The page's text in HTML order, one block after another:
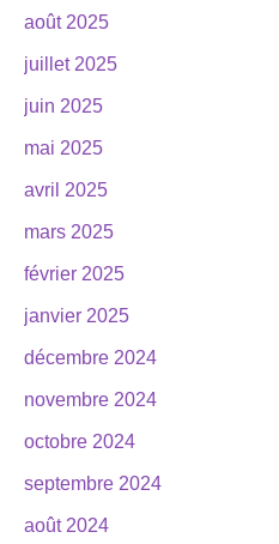
août 2025
juillet 2025
juin 2025
mai 2025
avril 2025
mars 2025
février 2025
janvier 2025
décembre 2024
novembre 2024
octobre 2024
septembre 2024
août 2024